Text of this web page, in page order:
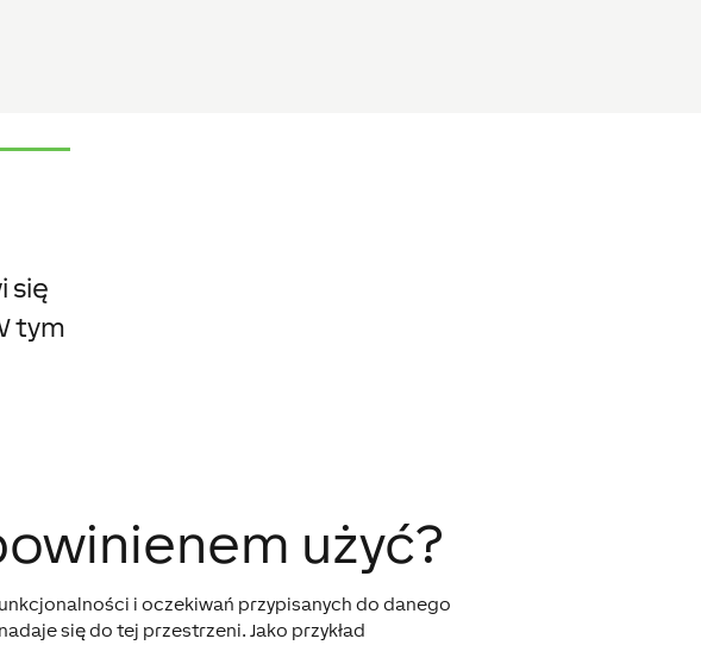
się
tym
użyć?
i oczekiwań przypisanych do danego
się do tej przestrzeni. Jako przykład